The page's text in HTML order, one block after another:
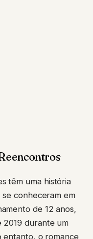
têm uma história
se conheceram em
de 12 anos,
2019 durante um
entanto, o romance